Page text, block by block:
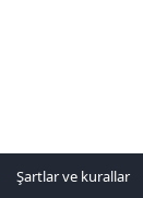
Şartlar ve kurallar